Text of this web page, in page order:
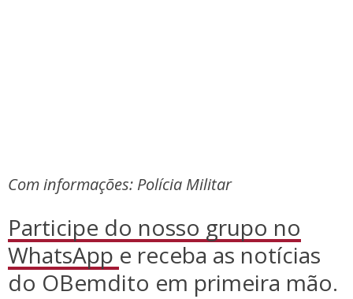
Com informações: Polícia Militar
Participe do nosso grupo no
WhatsApp e receba as notícias
do OBemdito em primeira mão.